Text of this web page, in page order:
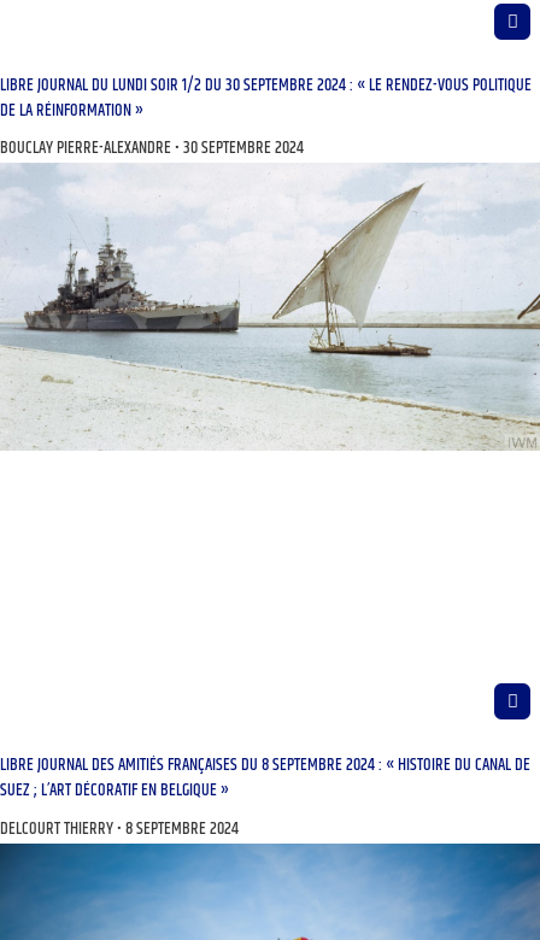
LIBRE JOURNAL DU LUNDI SOIR 1/2 DU 30 SEPTEMBRE 2024 : « LE RENDEZ-VOUS POLITIQUE
DE LA RÉINFORMATION »
BOUCLAY PIERRE-ALEXANDRE 30 SEPTEMBRE 2024
LIBRE JOURNAL DES AMITIÉS FRANÇAISES DU 8 SEPTEMBRE 2024 : « HISTOIRE DU CANAL DE
SUEZ ; L’ART DÉCORATIF EN BELGIQUE »
DELCOURT THIERRY 8 SEPTEMBRE 2024